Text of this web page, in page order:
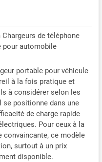
Chargeurs de téléphone
pour automobile
portable pour véhicule
à la fois pratique et
à considérer selon les
se positionne dans une
de charge rapide
Pour ceux à la
convaincante, ce modèle
surtout à un prix
disponible.